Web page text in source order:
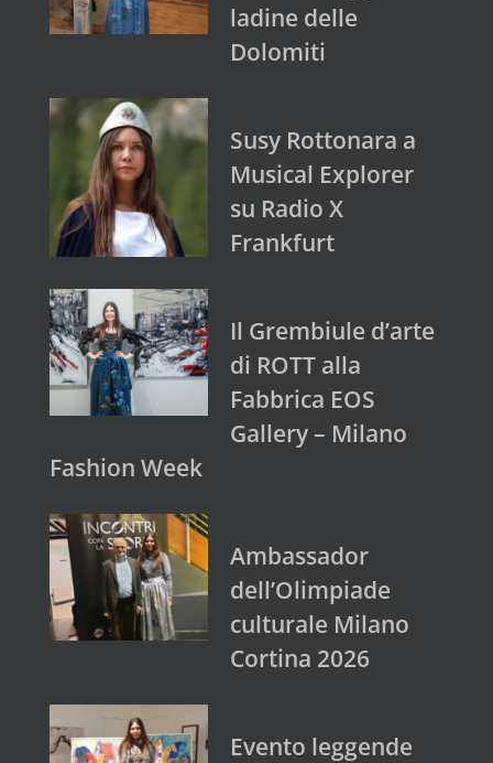
ladine delle
Dolomiti
Susy Rottonara a
Musical Explorer
su Radio X
Frankfurt
Il Grembiule d’arte
di ROTT alla
Fabbrica EOS
Gallery – Milano
Fashion Week
Ambassador
dell’Olimpiade
culturale Milano
Cortina 2026
Evento leggende